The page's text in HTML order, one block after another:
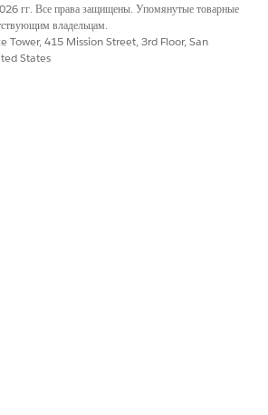
гг. Все права защищены. Упомянутые товарные
владельцам.
Tower, 415 Mission Street, 3rd Floor, San
States